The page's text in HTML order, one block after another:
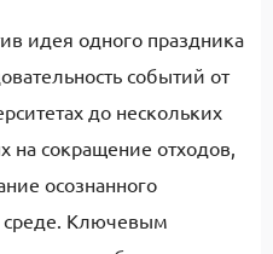
идея одного праздника
событий от
до нескольких
на сокращение отходов,
осознанного
Ключевым